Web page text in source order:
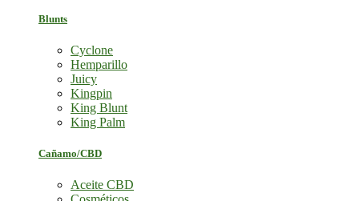
Blunts
Cyclone
Hemparillo
Juicy
Kingpin
King Blunt
King Palm
Cañamo/CBD
Aceite CBD